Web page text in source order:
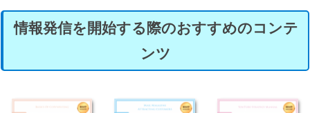
情報発信を開始する際のおすすめのコンテ
ンツ